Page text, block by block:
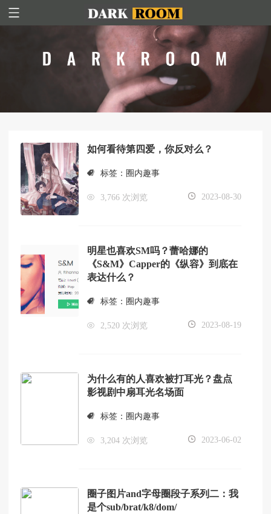
如何看待第四爱，你反对么？
标签： 圈内趣事
3,766 次浏览 2023-08-30
明星也喜欢SM吗？蕾哈娜的
《S&M》Capper的《纵容》到底在
表达什么？
标签： 圈内趣事
2,520 次浏览 2023-08-19
为什么有的人喜欢被打耳光？盘点
影视剧中扇耳光名场面
标签： 圈内趣事
3,204 次浏览 2023-06-02
圈子图片and字母圈段子系列二：我
是个sub/brat/k8/dom/